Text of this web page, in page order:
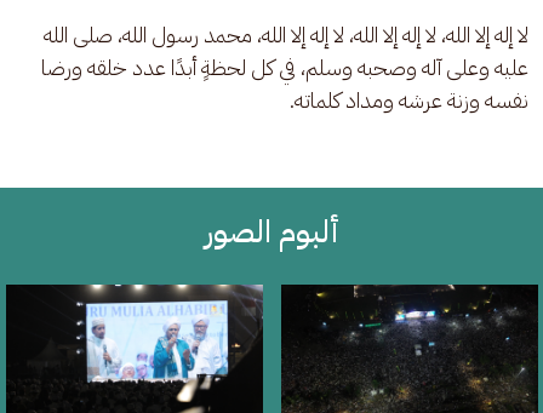
لا إله إلا الله، لا إله إلا الله، لا إله إلا الله، محمد رسول الله، صلى الله
عليه وعلى آله وصحبه وسلم، في كل لحظةٍ أبدًا عدد خلقه ورضا
نفسه وزنة عرشه ومداد كلماته.
ألبوم الصور